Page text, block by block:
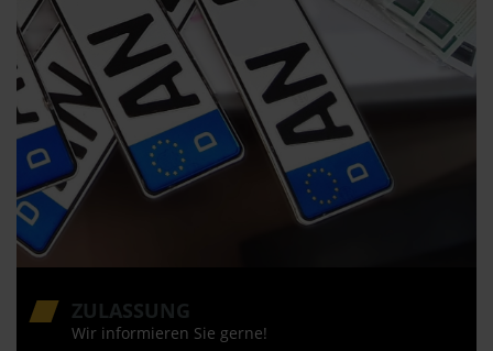
ZULASSUNG
Wir informieren Sie gerne!